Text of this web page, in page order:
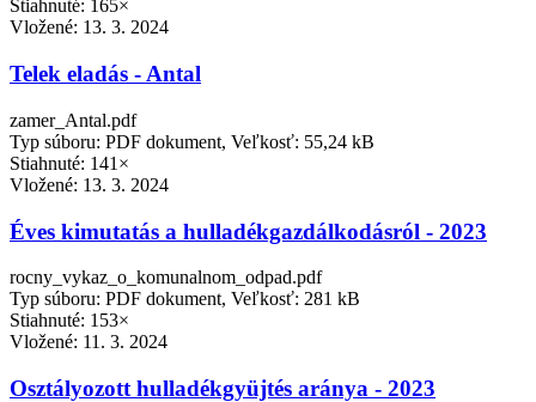
Stiahnuté: 165×
Vložené: 13. 3. 2024
Telek eladás - Antal
zamer_Antal.pdf
Typ súboru: PDF dokument, Veľkosť: 55,24 kB
Stiahnuté: 141×
Vložené: 13. 3. 2024
Éves kimutatás a hulladékgazdálkodásról - 2023
rocny_vykaz_o_komunalnom_odpad.pdf
Typ súboru: PDF dokument, Veľkosť: 281 kB
Stiahnuté: 153×
Vložené: 11. 3. 2024
Osztályozott hulladékgyüjtés aránya - 2023